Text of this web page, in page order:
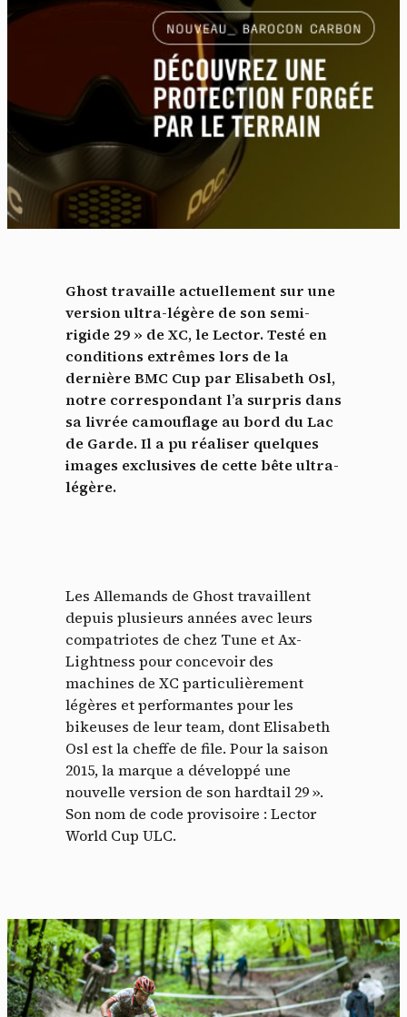
Ghost travaille actuellement sur une
version ultra-légère de son semi-
rigide 29 » de XC, le Lector. Testé en
conditions extrêmes lors de la
dernière BMC Cup par Elisabeth Osl,
notre correspondant l’a surpris dans
sa livrée camouflage au bord du Lac
de Garde. Il a pu réaliser quelques
images exclusives de cette bête ultra-
légère.
Les Allemands de Ghost travaillent
depuis plusieurs années avec leurs
compatriotes de chez Tune et Ax-
Lightness pour concevoir des
machines de XC particulièrement
légères et performantes pour les
bikeuses de leur team, dont Elisabeth
Osl est la cheffe de file. Pour la saison
2015, la marque a développé une
nouvelle version de son hardtail 29 ».
Son nom de code provisoire : Lector
World Cup ULC.